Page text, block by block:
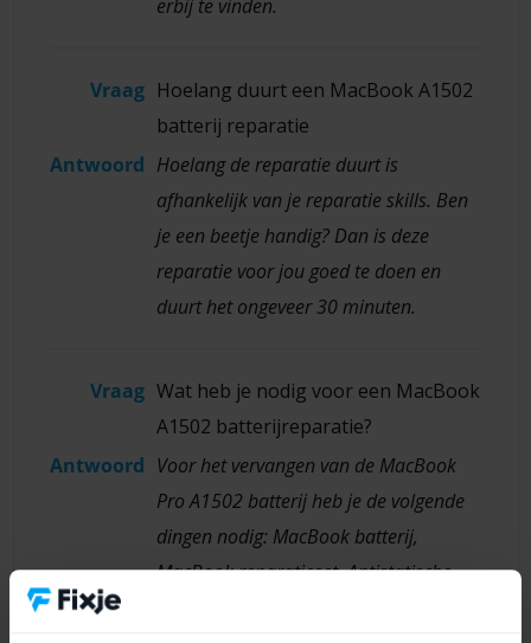
erbij te vinden.
Vraag Hoelang duurt een MacBook A1502
batterij reparatie
Antwoord Hoelang de reparatie duurt is
afhankelijk van je reparatie skills. Ben
je een beetje handig? Dan is deze
reparatie voor jou goed te doen en
duurt het ongeveer 30 minuten.
Vraag Wat heb je nodig voor een MacBook
A1502 batterijreparatie?
Antwoord Voor het vervangen van de MacBook
Pro A1502 batterij heb je de volgende
dingen nodig: MacBook batterij,
MacBook reparatieset, Antistatische